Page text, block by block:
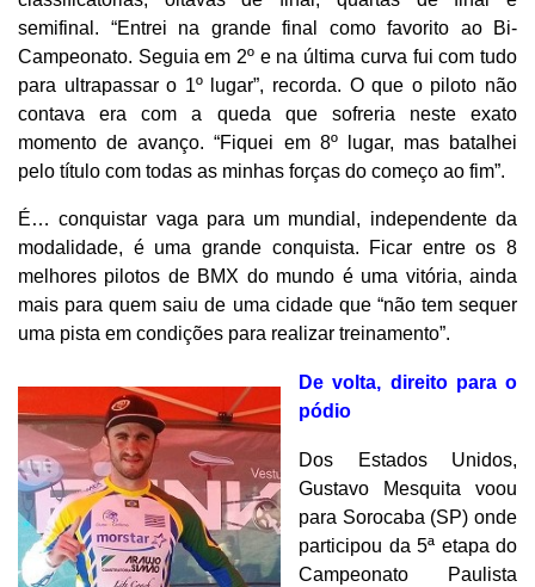
semifinal. “Entrei na grande final como favorito ao Bi-
Campeonato. Seguia em 2º e na última curva fui com tudo
para ultrapassar o 1º lugar”, recorda. O que o piloto não
contava era com a queda que sofreria neste exato
momento de avanço. “Fiquei em 8º lugar, mas batalhei
pelo título com todas as minhas forças do começo ao fim”.
É… conquistar vaga para um mundial, independente da
modalidade, é uma grande conquista. Ficar entre os 8
melhores pilotos de BMX do mundo é uma vitória, ainda
mais para quem saiu de uma cidade que “não tem sequer
uma pista em condições para realizar treinamento”.
De volta, direito para o
pódio
Dos Estados Unidos,
Gustavo Mesquita voou
para Sorocaba (SP) onde
participou da 5ª etapa do
Campeonato Paulista